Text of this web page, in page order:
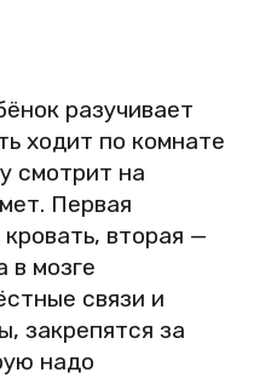
разучивает
ходит по комнате
смотрит на
Первая
вторая —
в мозге
связи и
закрепятся за
надо